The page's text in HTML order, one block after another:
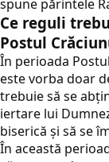
spune părintele
Ce reguli
Postul
În perioada
este vorba doar
trebuie să se
iertare lui
biserică şi să se
În această